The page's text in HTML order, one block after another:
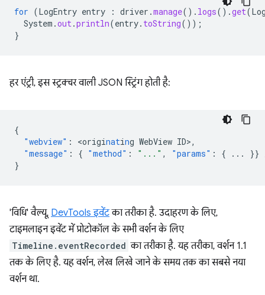
for (LogEntry entry : driver .manage(). logs().get(
System .out.println(entry. toString());
}
हर एंट्री, इस स्ट्रक्चर वाली JSON स्ट्रिंग होती है:
{
"webview" : <originating WebView ID>,
"message" : { "method" : "..." , "params" : { ... }}
}
'विधि' वैल्यू, DevTools इवेंटका तरीका है. उदाहरण के लिए,
टाइमलाइन इवेंट में प्रोटोकॉल के सभी वर्शन के लिए
Timeline.eventRecorded का तरीका है. यह तरीका, वर्शन 1.1
तक के लिए है. यह वर्शन, लेख लिखे जाने के समय तक का सबसे नया
वर्शन था.